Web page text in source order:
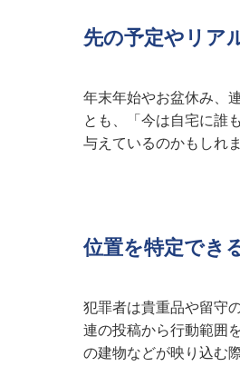
先の予定やリア
年末年始やお盆休み、
とも、「今は自宅に誰
与えているのかもしれま
位置を特定でき
犯罪者は貴重品や留守
連の投稿から行動範囲
の建物などが映り込む